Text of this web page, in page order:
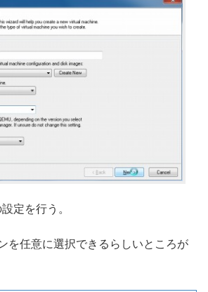
定を行う。
を任意に選択できるらしいところが